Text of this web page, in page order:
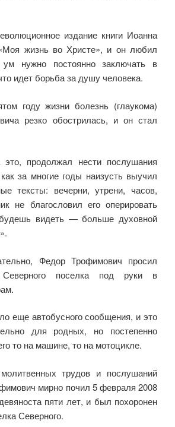
издание книги Иоанна
жизнь во Христе», и он любил
ум нужно постоянно заключать в
идет борьба за душу человека.
году жизни болезнь (глаукома)
резко обострилась, и он стал
продолжал нести послушания
за многие годы наизусть выучил
тексты: ве­черни, утрени, часов,
не благословил его оперировать
видеть — больше духовной
Федор Трофимович просил
поселка под руки в
еще автобусного сообщения, и это
для родных, но постепенно
то на машине, то на мотоцикле.
трудов и послушаний
мирно почил 5 февраля 2008
пяти лет, и был похоронен
Северного.